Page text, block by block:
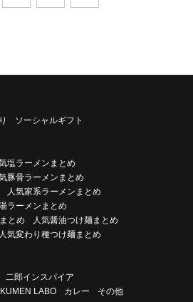
ソーシャルギフト
塩ラーメンまとめ
豚骨ラーメンまとめ
人気家系ラーメンまとめ
ラーメンまとめ
とめ
人気醤油つけ麺まとめ
人気変わり種つけ麺まとめ
二郎インスパイア
LABO カレー その他